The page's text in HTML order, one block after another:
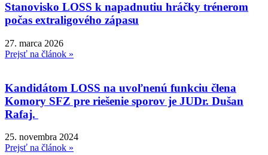
Stanovisko LOSS k napadnutiu hráčky trénerom
počas extraligového zápasu
27. marca 2026
Prejsť na článok »
Kandidátom LOSS na uvoľnenú funkciu člena
Komory SFZ pre riešenie sporov je JUDr. Dušan
Rafaj.
25. novembra 2024
Prejsť na článok »